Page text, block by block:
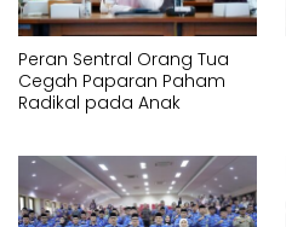
Peran Sentral Orang Tua
Cegah Paparan Paham
Radikal pada Anak